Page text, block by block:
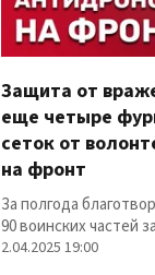
Защита от
еще четыре
сеток от
на фронт
За полгода
90 воинских частей
2.04.2025 19:00